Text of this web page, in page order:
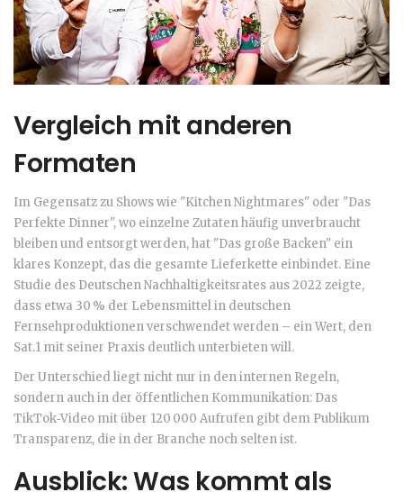
Vergleich mit anderen
Formaten
Im Gegensatz zu Shows wie "Kitchen Nightmares" oder "Das
Perfekte Dinner", wo einzelne Zutaten häufig unverbraucht
bleiben und entsorgt werden, hat "Das große Backen" ein
klares Konzept, das die gesamte Lieferkette einbindet. Eine
Studie des Deutschen Nachhaltigkeitsrates aus 2022 zeigte,
dass etwa 30 % der Lebensmittel in deutschen
Fernsehproduktionen verschwendet werden – ein Wert, den
Sat.1 mit seiner Praxis deutlich unterbieten will.
Der Unterschied liegt nicht nur in den internen Regeln,
sondern auch in der öffentlichen Kommunikation: Das
TikTok‑Video mit über 120 000 Aufrufen gibt dem Publikum
Transparenz, die in der Branche noch selten ist.
Ausblick: Was kommt als